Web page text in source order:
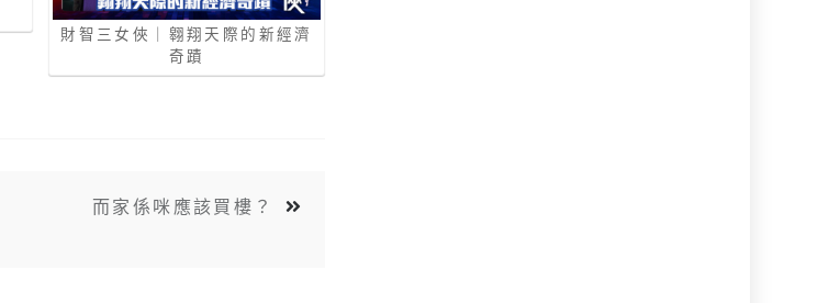
財智三女俠｜翱翔天際的新經濟
奇蹟
而家係咪應該買樓？